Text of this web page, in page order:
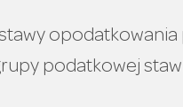
podatkowej